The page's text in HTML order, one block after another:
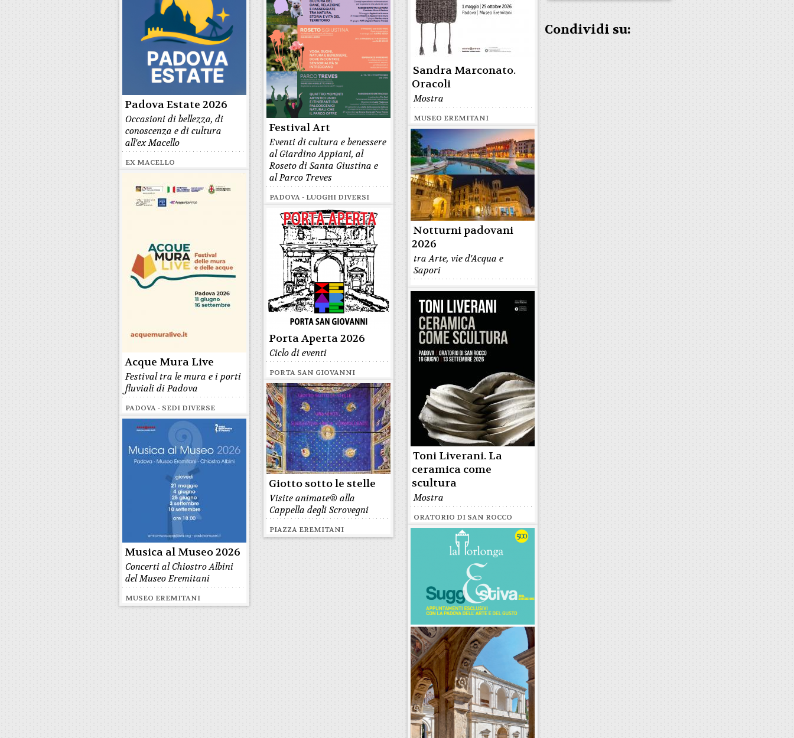
Sandra Marconato.
Oracoli
Mostra
MUSEO EREMITANI
Festival Art
Eventi di cultura e benessere
al Giardino Appiani, al
Roseto di Santa Giustina e
al Parco Treves
PADOVA - LUOGHI DIVERSI
Padova Estate 2026
Occasioni di bellezza, di
conoscenza e di cultura
all'ex Macello
EX MACELLO
Notturni padovani
2026
tra Arte, vie d'Acqua e
Sapori
Acque Mura Live
Festival tra le mura e i porti
fluviali di Padova
PADOVA - SEDI DIVERSE
Porta Aperta 2026
Ciclo di eventi
PORTA SAN GIOVANNI
Toni Liverani. La
ceramica come
scultura
Mostra
ORATORIO DI SAN ROCCO
Giotto sotto le stelle
Visite animate® alla
Cappella degli Scrovegni
PIAZZA EREMITANI
Musica al Museo 2026
Concerti al Chiostro Albini
del Museo Eremitani
MUSEO EREMITANI
Condividi su: